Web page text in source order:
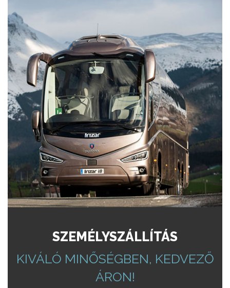
SZEMÉLYSZÁLLÍTÁS
KIVÁLÓ MINŐSÉGBEN, KEDVEZŐ
ÁRON!